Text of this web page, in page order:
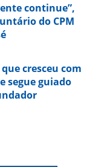
continue”,
do CPM
cresceu com
segue guiado